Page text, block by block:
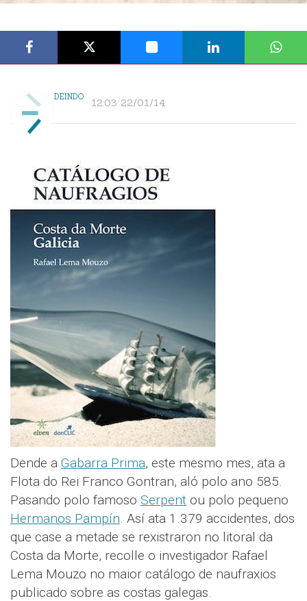
DEINDO 12:03 22/01/14
Dende a Gabarra Prima, este mesmo mes, ata a
Flota do Rei Franco Gontran, aló polo ano 585.
Pasando polo famoso Serpent ou polo pequeno
Hermanos Pampín. Así ata 1.379 accidentes, dos
que case a metade se rexistraron no litoral da
Costa da Morte, recolle o investigador Rafael
Lema Mouzo no maior catálogo de naufraxios
publicado sobre as costas galegas.